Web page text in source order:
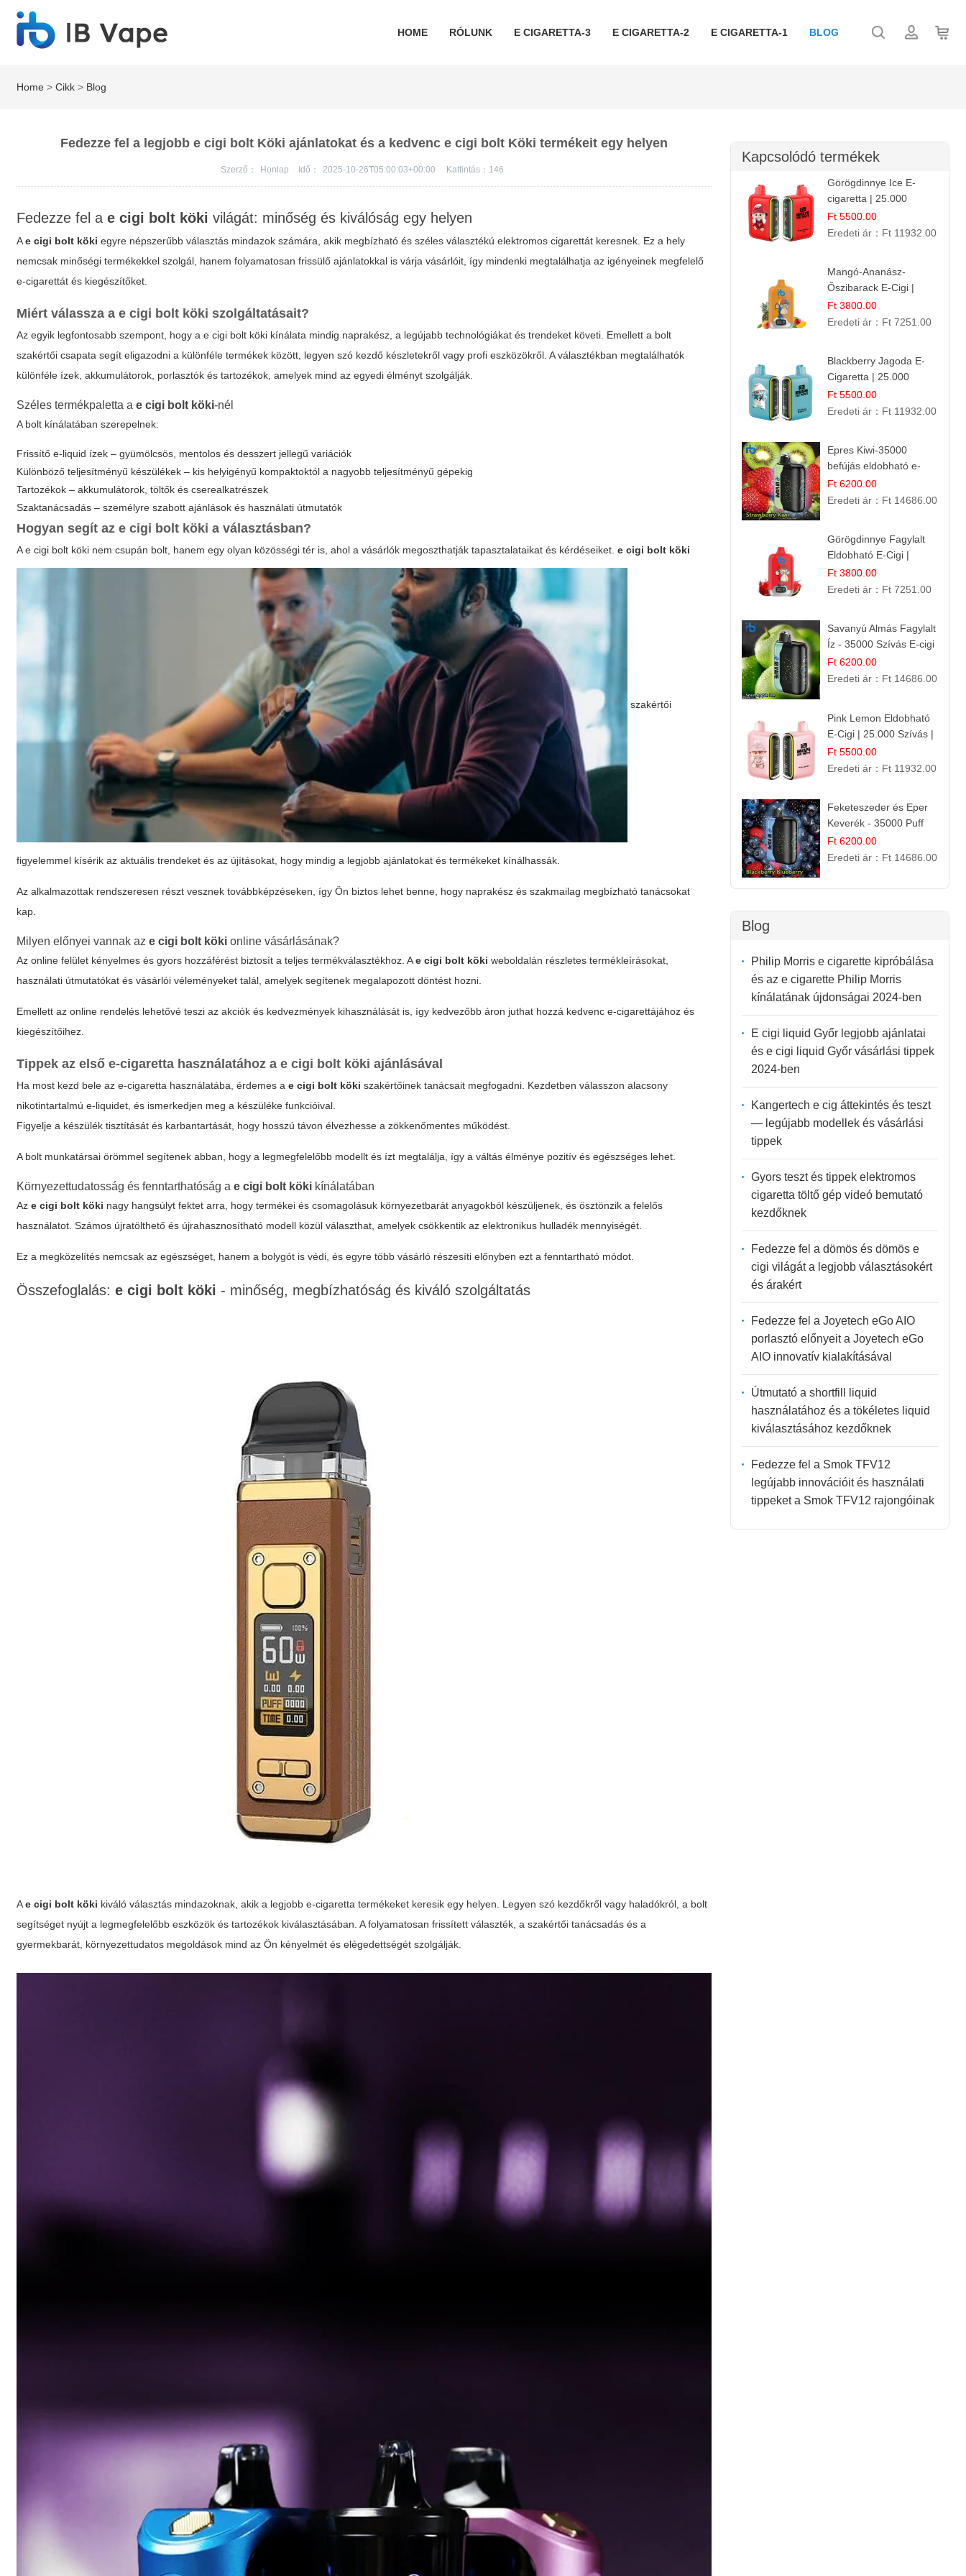
HOME RÓLUNK E CIGARETTA-3 E CIGARETTA-2 E CIGARETTA-1 BLOG
Home >Cikk > Blog
Fedezze fel a legjobb e cigi bolt Köki ajánlatokat és a kedvenc e cigi bolt Köki termékeit egy helyen
Szerző： Honlap Idő： 2025-10-26T05:00:03+00:00 Kattintás： 146
Fedezze fel ae cigi bolt köki világát: minőség és kiválóság egy helyen
Ae cigi bolt köki egyre népszerűbb választás mindazok számára, akik megbízható és széles választékú elektromos cigarettát keresnek. Ez a hely
nemcsak minőségi termékekkel szolgál, hanem folyamatosan frissülő ajánlatokkal is várja vásárlóit, így mindenki megtalálhatja az igényeinek megfelelő
e-cigarettát és kiegészítőket.
Miért válassza ae cigi bolt köki szolgáltatásait?
Az egyik legfontosabb szempont, hogy ae cigi bolt köki kínálata mindig naprakész, a legújabb technológiákat és trendeket követi. Emellett a bolt
szakértői csapata segít eligazodni a különféle termékek között, legyen szó kezdő készletekről vagy profi eszközökről. A választékban megtalálhatók
különféle ízek, akkumulátorok, porlasztók és tartozékok, amelyek mind az egyedi élményt szolgálják.
Széles termékpaletta ae cigi bolt köki-nél
A bolt kínálatában szerepelnek:
Frissítő e-liquid ízek – gyümölcsös, mentolos és desszert jellegű variációk
Különböző teljesítményű készülékek – kis helyigényű kompaktoktól a nagyobb teljesítményű gépekig
Tartozékok – akkumulátorok, töltők és cserealkatrészek
Szaktanácsadás – személyre szabott ajánlások és használati útmutatók
Hogyan segít aze cigi bolt köki a választásban?
Ae cigi bolt köki nem csupán bolt, hanem egy olyan közösségi tér is, ahol a vásárlók megoszthatják tapasztalataikat és kérdéseiket.e cigi bolt köki
szakértői
figyelemmel kísérik az aktuális trendeket és az újításokat, hogy mindig a legjobb ajánlatokat és termékeket kínálhassák.
Az alkalmazottak rendszeresen részt vesznek továbbképzéseken, így Ön biztos lehet benne, hogy naprakész és szakmailag megbízható tanácsokat
kap.
Milyen előnyei vannak aze cigi bolt köki online vásárlásának?
Az online felület kényelmes és gyors hozzáférést biztosít a teljes termékválasztékhoz. Ae cigi bolt köki weboldalán részletes termékleírásokat,
használati útmutatókat és vásárlói véleményeket talál, amelyek segítenek megalapozott döntést hozni.
Emellett az online rendelés lehetővé teszi az akciók és kedvezmények kihasználását is, így kedvezőbb áron juthat hozzá kedvenc e-cigarettájához és
kiegészítőihez.
Tippek az első e-cigaretta használatához ae cigi bolt köki ajánlásával
Ha most kezd bele az e-cigaretta használatába, érdemes ae cigi bolt köki szakértőinek tanácsait megfogadni. Kezdetben válasszon alacsony
nikotintartalmú e-liquidet, és ismerkedjen meg a készüléke funkcióival.
Figyelje a készülék tisztítását és karbantartását, hogy hosszú távon élvezhesse a zökkenőmentes működést.
A bolt munkatársai örömmel segítenek abban, hogy a legmegfelelőbb modellt és ízt megtalálja, így a váltás élménye pozitív és egészséges lehet.
Környezettudatosság és fenntarthatóság ae cigi bolt köki kínálatában
Aze cigi bolt köki nagy hangsúlyt fektet arra, hogy termékei és csomagolásuk környezetbarát anyagokból készüljenek, és ösztönzik a felelős
használatot. Számos újratölthető és újrahasznosítható modell közül választhat, amelyek csökkentik az elektronikus hulladék mennyiségét.
Ez a megközelítés nemcsak az egészséget, hanem a bolygót is védi, és egyre több vásárló részesíti előnyben ezt a fenntartható módot.
Összefoglalás:e cigi bolt köki - minőség, megbízhatóság és kiváló szolgáltatás
Ae cigi bolt köki kiváló választás mindazoknak, akik a legjobb e-cigaretta termékeket keresik egy helyen. Legyen szó kezdőkről vagy haladókról, a bolt
segítséget nyújt a legmegfelelőbb eszközök és tartozékok kiválasztásában. A folyamatosan frissített választék, a szakértői tanácsadás és a
gyermekbarát, környezettudatos megoldások mind az Ön kényelmét és elégedettségét szolgálják.
Kapcsolódó termékek
Görögdinnye Ice E-
cigaretta | 25.000
Befújás | Premium E-
Liquid
Ft 5500.00
Eredeti ár： Ft 11932.00
Mangó-Ananász-
Őszibarack E-Cigi |
12.000 Befújás |
Tropikus Gyümölcs Íz
Ft 3800.00
Eredeti ár： Ft 7251.00
Blackberry Jagoda E-
Cigaretta | 25.000
Szívás | Ízesített E-
Liquid
Ft 5500.00
Eredeti ár： Ft 11932.00
Epres Kiwi-35000
befújás eldobható e-
cigaretta
Ft 6200.00
Eredeti ár： Ft 14686.00
Görögdinnye Fagylalt
Eldobható E-Cigi |
12.000 Szívás | Édes
Vízidín Íz
Ft 3800.00
Eredeti ár： Ft 7251.00
Savanyú Almás Fagylalt
Íz - 35000 Szívás E-cigi
Ft 6200.00
Eredeti ár： Ft 14686.00
Pink Lemon Eldobható
E-Cigi | 25.000 Szívás |
Rózsaszín Citrom Íz
Ft 5500.00
Eredeti ár： Ft 11932.00
Feketeszeder és Eper
Keverék - 35000 Puff
Eldobható Vape | Ízletes
Gyümölcsökombináció!
Ft 6200.00
Eredeti ár： Ft 14686.00
Blog
Philip Morris e cigarette kipróbálása
és az e cigarette Philip Morris
kínálatának újdonságai 2024-ben
E cigi liquid Győr legjobb ajánlatai
és e cigi liquid Győr vásárlási tippek
2024-ben
Kangertech e cig áttekintés és teszt
— legújabb modellek és vásárlási
tippek
Gyors teszt és tippek elektromos
cigaretta töltő gép videó bemutató
kezdőknek
Fedezze fel a dömös és dömös e
cigi világát a legjobb választásokért
és árakért
Fedezze fel a Joyetech eGo AIO
porlasztó előnyeit a Joyetech eGo
AIO innovatív kialakításával
Útmutató a shortfill liquid
használatához és a tökéletes liquid
kiválasztásához kezdőknek
Fedezze fel a Smok TFV12
legújabb innovációit és használati
tippeket a Smok TFV12 rajongóinak